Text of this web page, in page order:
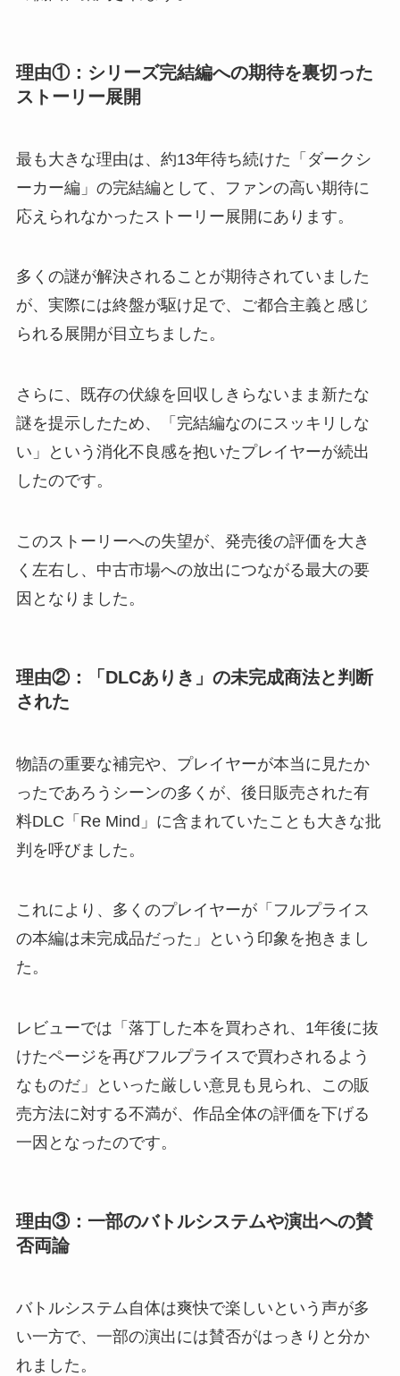
理由①：シリーズ完結編への期待を裏切った
ストーリー展開
最も大きな理由は、約13年待ち続けた「ダークシ
ーカー編」の完結編として、ファンの高い期待に
応えられなかったストーリー展開にあります。
多くの謎が解決されることが期待されていました
が、実際には終盤が駆け足で、ご都合主義と感じ
られる展開が目立ちました。
さらに、既存の伏線を回収しきらないまま新たな
謎を提示したため、「完結編なのにスッキリしな
い」という消化不良感を抱いたプレイヤーが続出
したのです。
このストーリーへの失望が、発売後の評価を大き
く左右し、中古市場への放出につながる最大の要
因となりました。
理由②：「DLCありき」の未完成商法と判断
された
物語の重要な補完や、プレイヤーが本当に見たか
ったであろうシーンの多くが、後日販売された有
料DLC「Re Mind」に含まれていたことも大きな批
判を呼びました。
これにより、多くのプレイヤーが「フルプライス
の本編は未完成品だった」という印象を抱きまし
た。
レビューでは「落丁した本を買わされ、1年後に抜
けたページを再びフルプライスで買わされるよう
なものだ」といった厳しい意見も見られ、この販
売方法に対する不満が、作品全体の評価を下げる
一因となったのです。
理由③：一部のバトルシステムや演出への賛
否両論
バトルシステム自体は爽快で楽しいという声が多
い一方で、一部の演出には賛否がはっきりと分か
れました。